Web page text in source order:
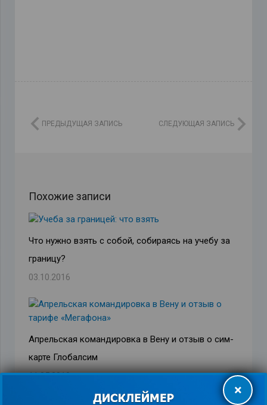
ПРЕДЫДУЩАЯ ЗАПИСЬ СЛЕДУЮЩАЯ ЗАПИСЬ
Похожие записи
Что нужно взять с собой, собираясь на учебу за
границу?
03.10.2016
Апрельская командировка в Вену и отзыв о сим-
карте Глобалсим
11.05.2019
×